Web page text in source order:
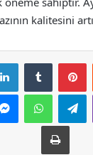
kalitesini
LinkedInTumblr
Messenger